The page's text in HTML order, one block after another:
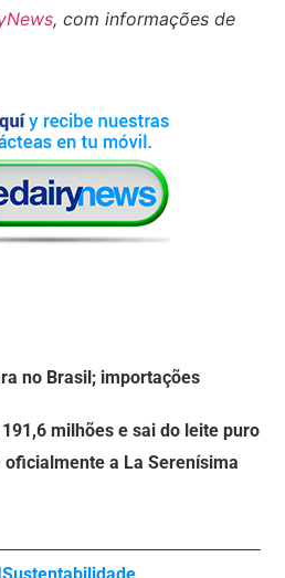
, com informações de
no Brasil; importações
milhões e sai do leite puro
a La Serenísima